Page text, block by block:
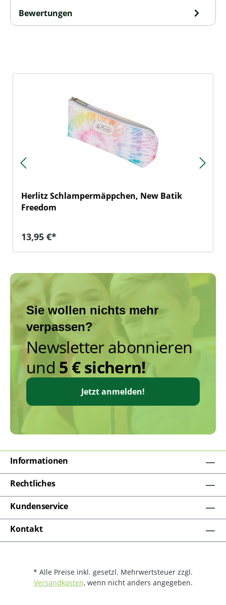
Bewertungen
Herlitz Schlampermäppchen, New Batik
Freedom
Regulärer Preis:
13,95 €*
Sie wollen nichts mehr
verpassen?
Newsletter abonnieren
und 5 € sichern!
Jetzt anmelden!
Informationen
Rechtliches
Kundenservice
Kontakt
* Alle Preise inkl. gesetzl. Mehrwertsteuer zzgl.
Versandkosten, wenn nicht anders angegeben.